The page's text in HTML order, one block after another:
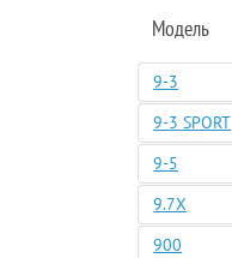
Модель
9-3
9-3 SPORT
9-5
9.7X
900